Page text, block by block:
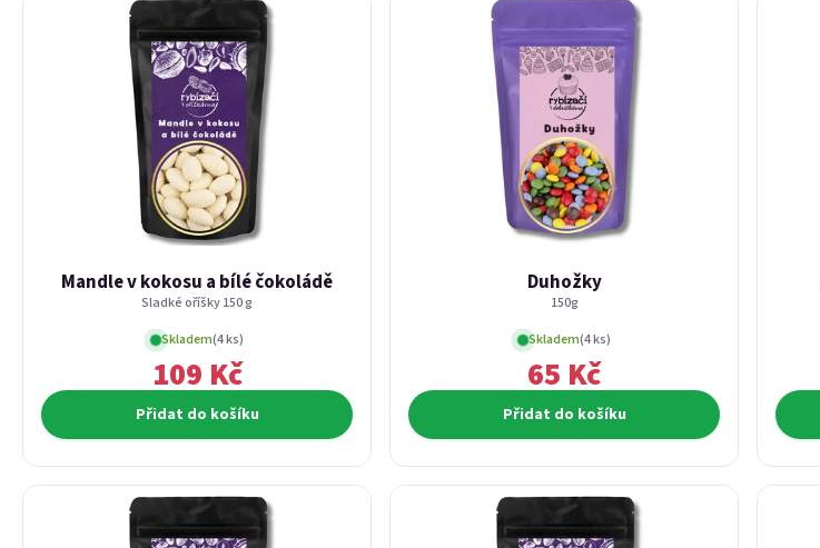
Mandle v kokosu a bílé čokoládě
Sladké oříšky 150 g
Skladem(4 ks)
109 Kč
Přidat do košíku
Duhožky
150g
Skladem(4 ks)
65 Kč
Přidat do košíku